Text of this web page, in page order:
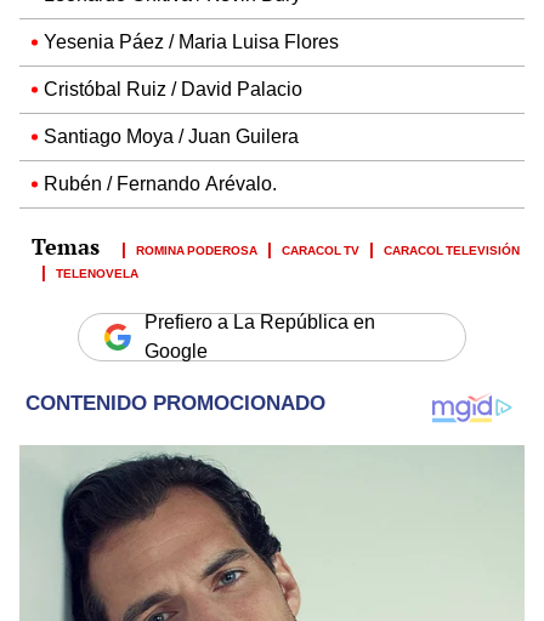
Yesenia Páez / Maria Luisa Flores
Cristóbal Ruiz / David Palacio
Santiago Moya / Juan Guilera
Rubén / Fernando Arévalo.
ROMINA PODEROSA CARACOL TV
CARACOL TELEVISIÓN
TELENOVELA
Prefiero a La República en
Google